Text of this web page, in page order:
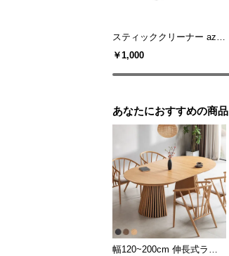
スティッククリーナー aza0
1専用 ステンレスフィルタ
￥1,000
あなたにおすすめの商品
幅120~200cm 伸長式ラウ